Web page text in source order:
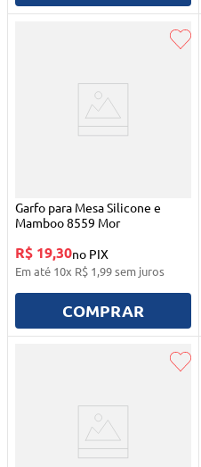
Garfo para Mesa Silicone e
Mamboo 8559 Mor
R$ 19,30no PIX
Em até 10x R$ 1,99sem juros
COMPRAR